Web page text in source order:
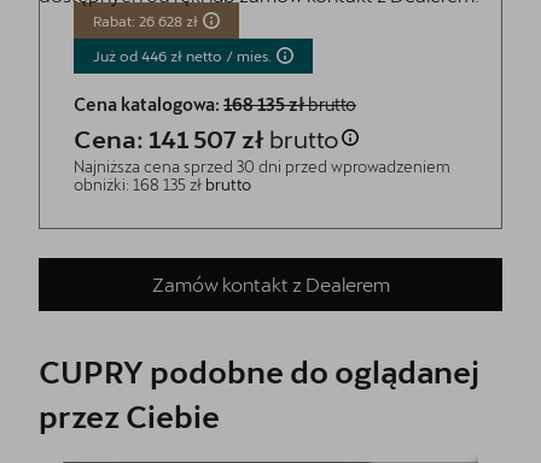
Rabat: 26 628 zł
Już od 446 zł netto / mies.
Cena katalogowa: 168 135 złbrutto
Cena: 141 507 zł brutto
Najniższa cena sprzed 30 dni przed wprowadzeniem
obniżki: 168 135 zł brutto
Zamów kontakt z Dealerem
CUPRY podobne do oglądanej
przez Ciebie